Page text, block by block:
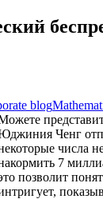
blog
Ченг
числа
7
позволит